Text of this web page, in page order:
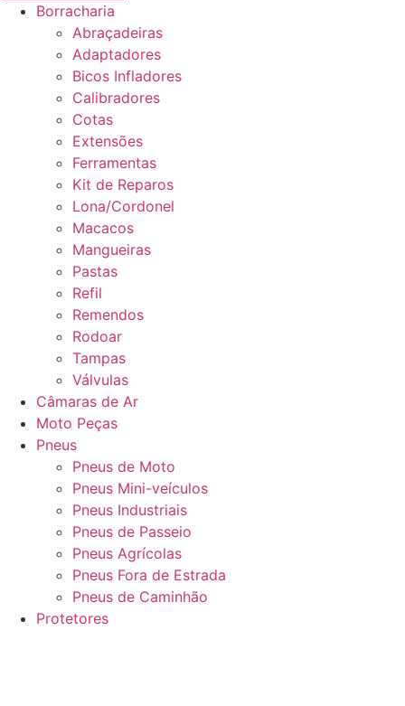
Borracharia
Abraçadeiras
Adaptadores
Bicos Infladores
Calibradores
Cotas
Extensões
Ferramentas
Kit de Reparos
Lona/Cordonel
Macacos
Mangueiras
Pastas
Refil
Remendos
Rodoar
Tampas
Válvulas
Câmaras de Ar
Moto Peças
Pneus
Pneus de Moto
Pneus Mini-veículos
Pneus Industriais
Pneus de Passeio
Pneus Agrícolas
Pneus Fora de Estrada
Pneus de Caminhão
Protetores